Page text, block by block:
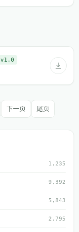
v1.0
下一页 尾页
1,235
9,392
5,843
2,795